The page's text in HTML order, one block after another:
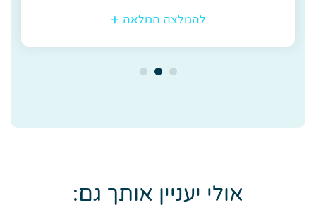
להמלצה המלאה
אולי יעניין אותך גם: